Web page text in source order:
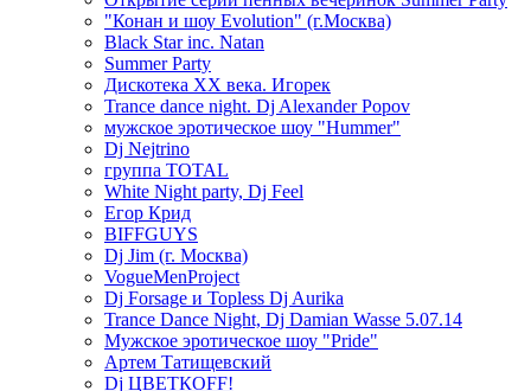
"Конан и шоу Evolution" (г.Москва)
Black Star inc. Natan
Summer Party
Дискотека ХХ века. Игорек
Trance dance night. Dj Alexander Popov
мужское эротическое шоу "Hummer"
Dj Nejtrino
группа TOTAL
White Night party, Dj Feel
Егор Крид
BIFFGUYS
Dj Jim (г. Москва)
VogueMenProject
Dj Forsage и Topless Dj Aurika
Trance Dance Night, Dj Damian Wasse 5.07.14
Мужское эротическое шоу "Pride"
Артем Татищевский
Dj ЦВЕТКOFF!